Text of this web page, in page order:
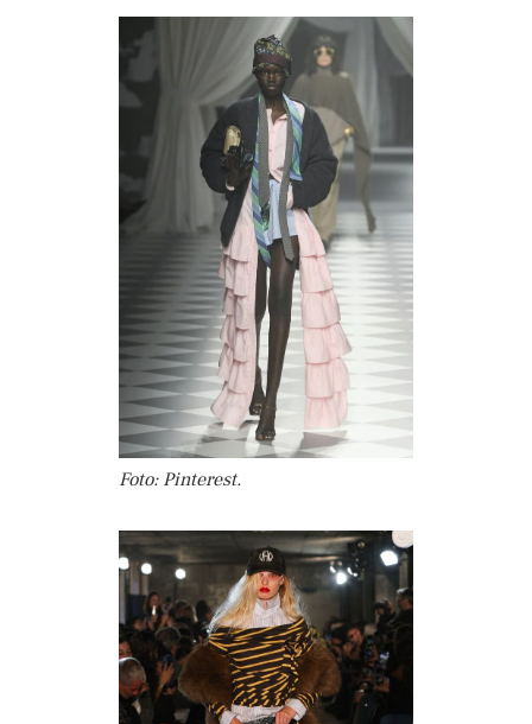
Foto: Pinterest.